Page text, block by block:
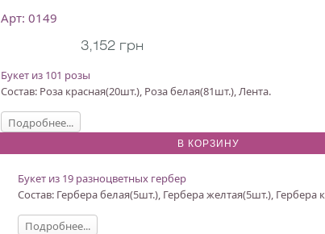
Арт: 0149
3,152 грн
Букет из 101 розы
Состав: Роза красная(20шт.), Роза белая(81шт.), Лента.
Подробнее...
Букет из 19 разноцветных гербер
Состав: Гербера белая(5шт.), Гербера желтая(5шт.),
Подробнее...